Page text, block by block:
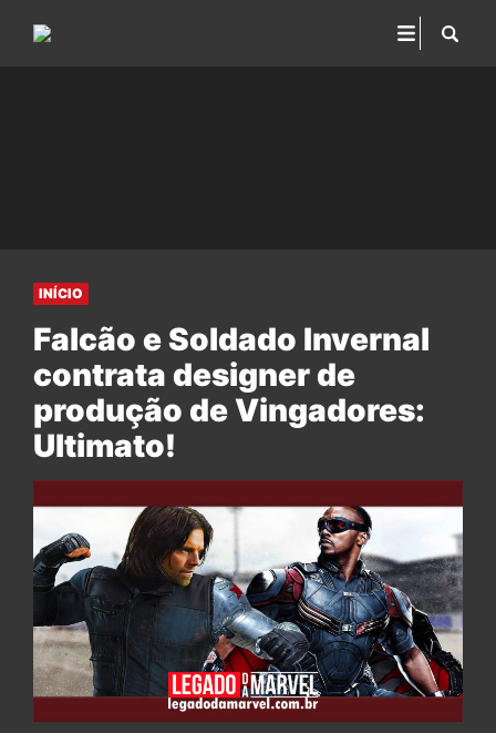
INÍCIO
Falcão e Soldado Invernal
contrata designer de
produção de Vingadores:
Ultimato!